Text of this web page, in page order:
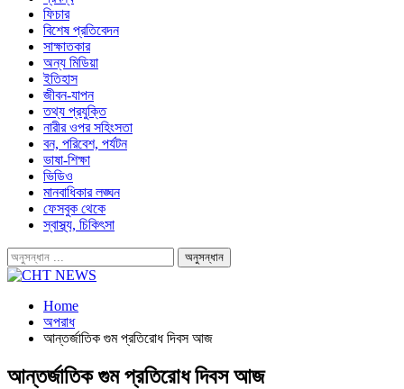
ফিচার
বিশেষ প্রতিবেদন
সাক্ষাতকার
অন্য মিডিয়া
ইতিহাস
জীবন-যাপন
তথ্য প্রযুক্তি
নারীর ওপর সহিংসতা
বন, পরিবেশ, পর্যটন
ভাষা-শিক্ষা
ভিডিও
মানবাধিকার লঙ্ঘন
ফেসবুক থেকে
স্বাস্থ্য, চিকিৎসা
Home
অপরাধ
আন্তর্জাতিক গুম প্রতিরোধ দিবস আজ
আন্তর্জাতিক গুম প্রতিরোধ দিবস আজ